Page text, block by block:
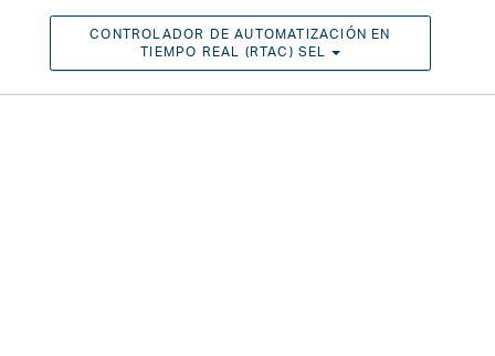
Play
CONTROLADOR DE AUTOMATIZACIÓN EN
TIEMPO REAL (RTAC) SEL
TOGGLE DROPDOWN